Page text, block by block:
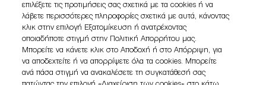
επιλέξετε τις προτιμήσεις σας σχετικά με τα cookies ή να
λάβετε περισσότερες πληροφορίες σχετικά με αυτά, κάνοντας
κλικ στην επιλογή Εξατομίκευση ή ανατρέχοντας
οποιαδήποτε στιγμή στην Πολιτική Απορρήτου μας.
Μπορείτε να κάνετε κλικ στο Αποδοχή ή στο Απόρριψη, για
να αποδεχτείτε ή να απορρίψετε όλα τα cookies. Μπορείτε
ανά πάσα στιγμή να ανακαλέσετε τη συγκατάθεσή σας